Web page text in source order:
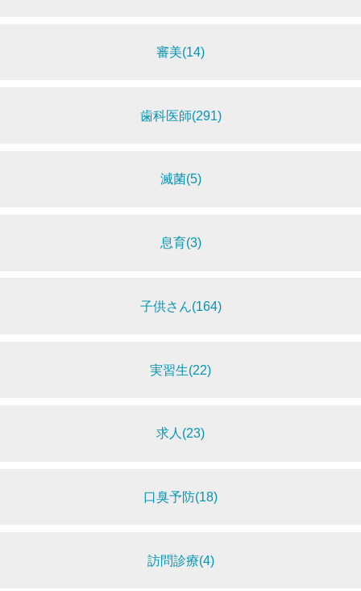
審美(14)
歯科医師(291)
滅菌(5)
息育(3)
子供さん(164)
実習生(22)
求人(23)
口臭予防(18)
訪問診療(4)